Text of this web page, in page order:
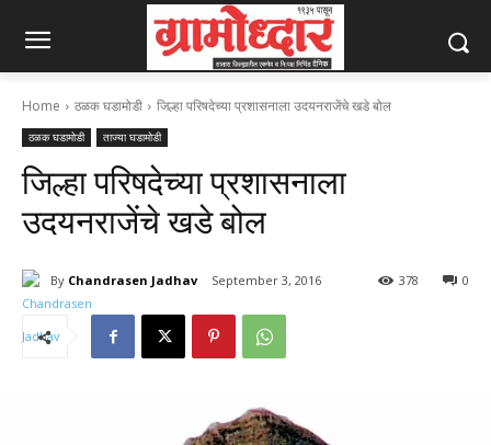
Home ठळक घडामोडी जिल्हा परिषदेच्या प्रशासनाला उदयनराजेंचे खडे बोल
ठळक घडामोडी ताज्या घडामोडी
जिल्हा परिषदेच्या प्रशासनाला
उदयनराजेंचे खडे बोल
By Chandrasen Jadhav September 3, 2016 0
378